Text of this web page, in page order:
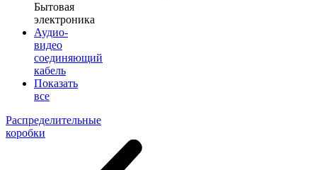
Бытовая
электроника
Аудио-
видео
соединяющий
кабель
Показать
все
Распределительные
коробки